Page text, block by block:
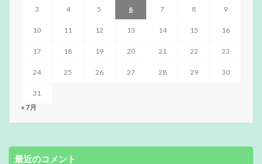
3 4 5 6 7 8 9
10 11 12 13 14 15 16
17 18 19 20 21 22 23
24 25 26 27 28 29 30
31
« 7月
最近のコメント